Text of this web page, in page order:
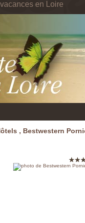
en Loire
, Bestwestern